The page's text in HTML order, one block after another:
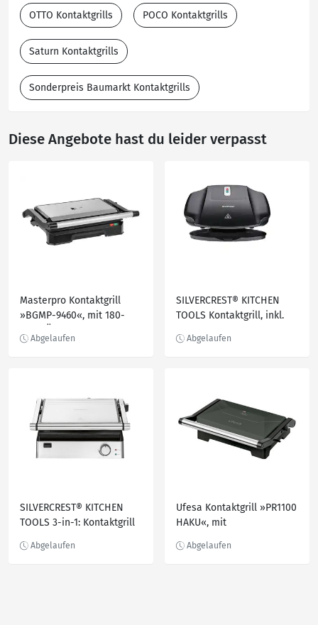
OTTO Kontaktgrills POCO Kontaktgrills
Saturn Kontaktgrills
Sonderpreis Baumarkt Kontaktgrills
Diese Angebote hast du leider verpasst
Masterpro Kontaktgrill
»BGMP-9460«, mit 180-
Zarrella
SILVERCREST® KITCHEN
TOOLS Kontaktgrill, inkl.
Auffangbehälter
SILVERCREST® KITCHEN
TOOLS 3-in-1: Kontaktgrill
cm
Ufesa Kontaktgrill »PR1100
HAKU«, mit
Platten